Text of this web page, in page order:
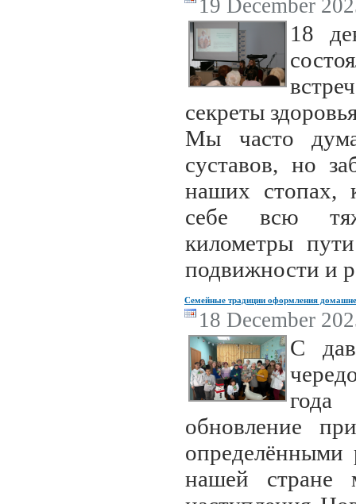
19 December
18
секреты
Мы часто
суставов, но
наших стопах,
себе всю
километры
подвижности и
Семейные традиции оформления
18 December
С
обновление
нашей стране